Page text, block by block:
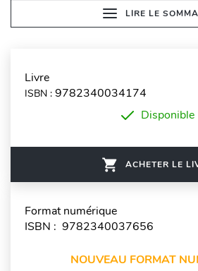
LIRE LE
Livre
ISBN : 9782340034174
Disponible
ACHETER LE
Format numérique
ISBN : 9782340037656
NOUVEAU FORMAT